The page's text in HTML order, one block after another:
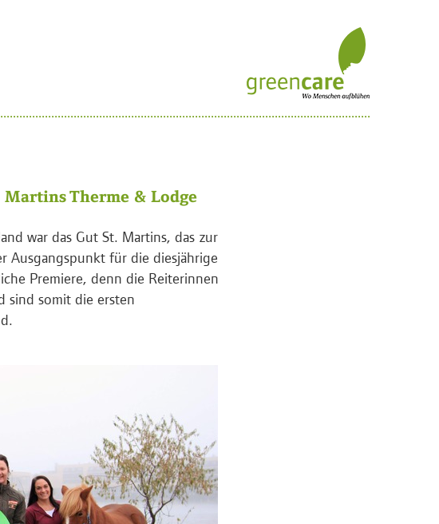
Therme & Lodge
war das Gut St. Martins, das zur
Ausgangspunkt für die diesjährige
Premiere, denn die Reiterinnen
sind somit die ersten